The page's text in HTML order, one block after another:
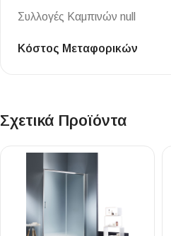
Συλλογές Καμπινών null
Κόστος Μεταφορικών
Σχετικά Προϊόντα